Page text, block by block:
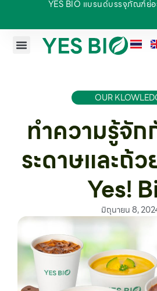
YES BIO แบรนด์บรรจุภัณฑ์ย่อ
OUR
ทำความรู้จั
ระดาษและถ้
Yes!
มิถุนายน 8,